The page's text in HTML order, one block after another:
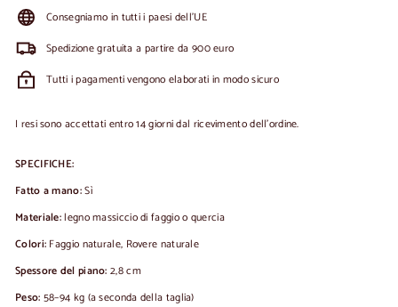
Consegniamo in tutti i paesi dell'UE
Spedizione gratuita a partire da 900 euro
Tutti i pagamenti vengono elaborati in modo sicuro
I resi sono accettati entro 14 giorni dal ricevimento dell'ordine.
SPECIFICHE:
Fatto a mano:Sì
Materiale:legno massiccio di faggio o quercia
Colori: Faggio naturale, Rovere naturale
Spessore del piano: 2,8 cm
Peso: 58–94 kg (a seconda della taglia)